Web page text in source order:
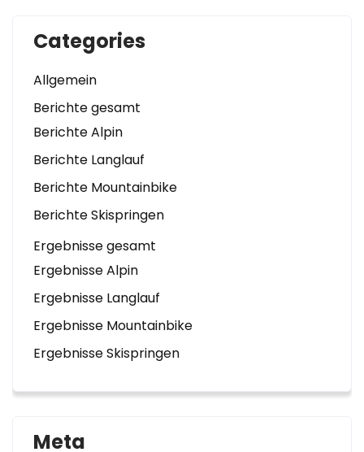
Categories
Allgemein
Berichte gesamt
Berichte Alpin
Berichte Langlauf
Berichte Mountainbike
Berichte Skispringen
Ergebnisse gesamt
Ergebnisse Alpin
Ergebnisse Langlauf
Ergebnisse Mountainbike
Ergebnisse Skispringen
Meta